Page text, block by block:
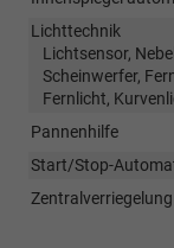
Lichttechnik
Lichtsensor,
Scheinwerfer,
Fernlicht,
Pannenhilfe
Start/Stop-
Zentralverriegelung